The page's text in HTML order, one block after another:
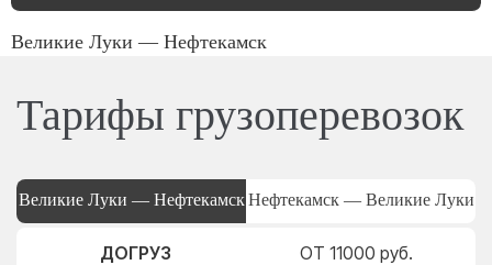
Великие Луки — Нефтекамск
Тарифы грузоперевозок
Великие Луки — Нефтекамск Нефтекамск — Великие Луки
ДОГРУЗ ОТ 11000 руб.